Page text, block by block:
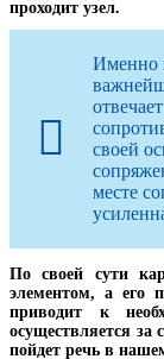
проходит узел.
Именно
своей
месте
По своей сути
элементом, а его
приводит к
осуществляется за
пойдет речь в